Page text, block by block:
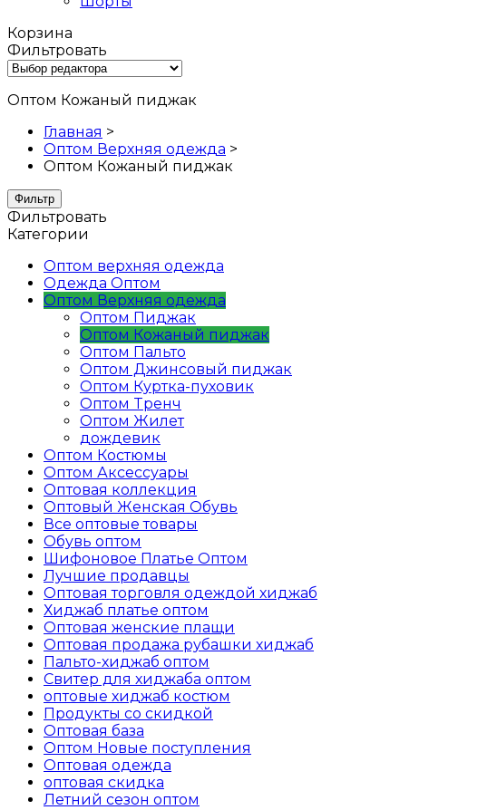
Корзина
Фильтровать
Оптом Кожаный пиджак
Главная >
Оптом Верхняя одежда >
Оптом Кожаный пиджак
Фильтр
Фильтровать
Категории
Оптом верхняя одежда
Одежда Оптом
Оптом Верхняя одежда
Оптом Пиджак
Оптом Кожаный пиджак
Оптом Пальтo
Оптом Джинсовый пиджак
Оптом Куртка-пуховик
Оптом Tренч
Оптом Жилет
дождевик
Оптом Костюмы
Оптом Аксессуары
Оптовая коллекция
Oптовый Женская Обувь
Все оптовые товары
Обувь оптом
Шифоновое Платье Оптом
Лучшие продавцы
Оптовая торговля одеждой хиджаб
Хиджаб платье оптом
Оптовая женские плащи
Оптовая продажа рубашки хиджаб
Пальто-хиджаб оптом
Свитер для хиджаба оптом
оптовые хиджаб костюм
Продукты со скидкой
Оптовая база
Оптом Новые поступления
Оптовая одежда
оптовая скидка
Летний сезон оптом